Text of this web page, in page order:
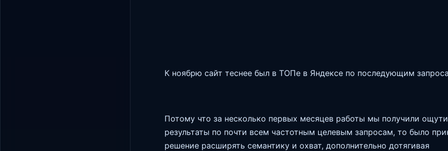
К ноябрю сайт теснее был в ТОПе в Яндексе по последующим
Потому что за несколько первых месяцев работы мы получили
результаты по почти всем частотным целевым запросам, то было
решение расширять семантику и охват, дополнительно дотягивая